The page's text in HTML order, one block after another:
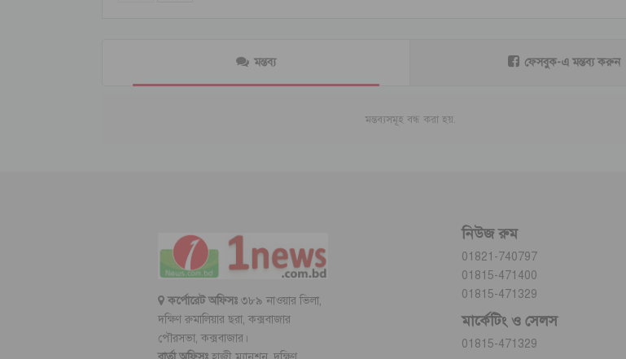
মন্তব্য ফেসবুক-এ মন্তব্য করুন
মন্তব্যসমূহ বন্ধ করা হয়.
কর্পোরেট অফিসঃ ৩৮৯ নাওয়ার ভিলা,
দক্ষিণ রুমালিয়ার ছরা, কক্সবাজার
পৌরসভা, কক্সবাজার।
নিউজ রুম
01821-740797
01815-471400
01815-471329
মার্কেটিং ও সেলস
01815-471329